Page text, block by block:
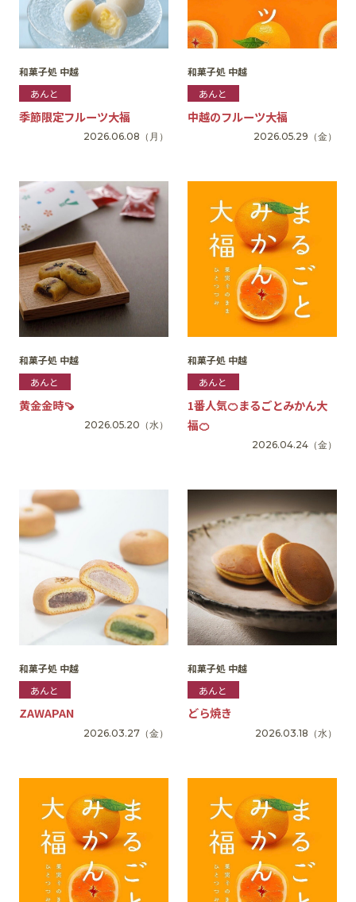
和菓子処 中越
あんと
季節限定フルーツ大福
2026.06.08 （月）
和菓子処 中越
あんと
中越のフルーツ大福
2026.05.29 （金）
和菓子処 中越
あんと
黄金金時🍠
2026.05.20 （水）
和菓子処 中越
あんと
1番人気🍊まるごとみかん大
福🍊
2026.04.24 （金）
和菓子処 中越
あんと
ZAWAPAN
2026.03.27 （金）
和菓子処 中越
あんと
どら焼き
2026.03.18 （水）